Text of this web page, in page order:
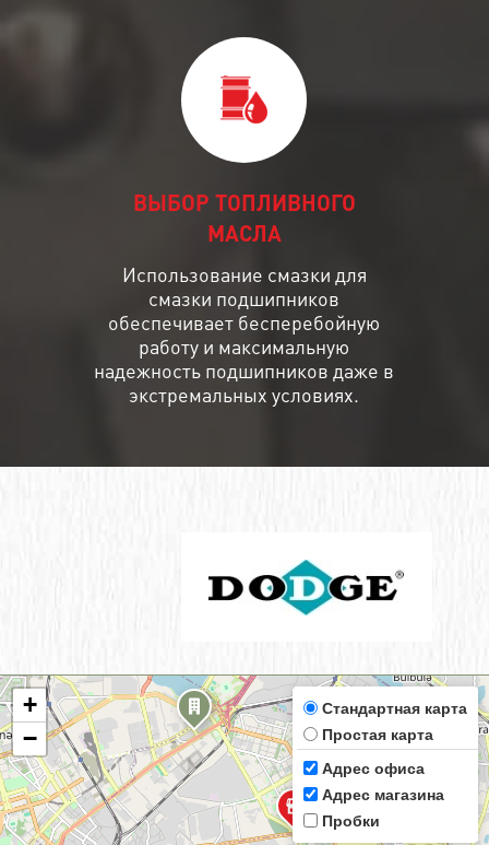
ВЫБОР ТОПЛИВНОГО
МАСЛА
Использование смазки для
смазки подшипников
обеспечивает бесперебойную
работу и максимальную
надежность подшипников даже в
экстремальных условиях.
+
−
Стандартная карта
Простая карта
Адрес офиса
Адрес магазина
Пробки